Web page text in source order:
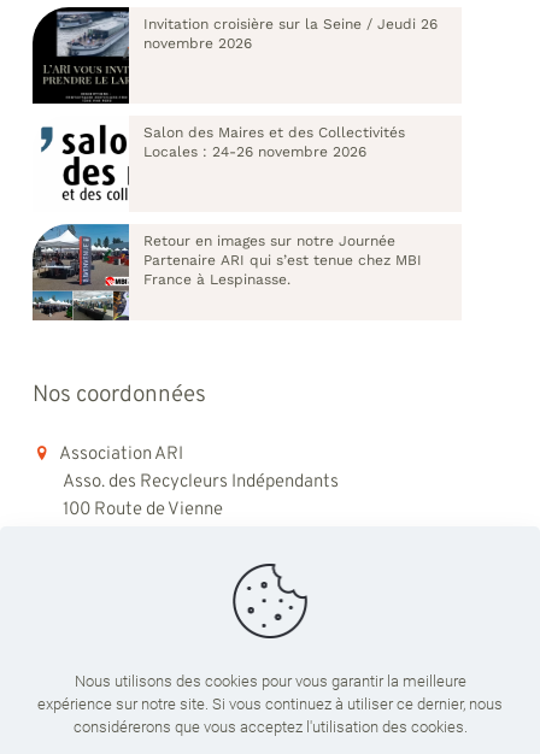
Invitation croisière sur la Seine / Jeudi 26
novembre 2026
Salon des Maires et des Collectivités
Locales : 24-26 novembre 2026
Retour en images sur notre Journée
Partenaire ARI qui s’est tenue chez MBI
France à Lespinasse.
Nos coordonnées
Association ARI
Asso. des Recycleurs Indépendants
100 Route de Vienne
Du lundi au vendredi
09:00 - 18:00
Nous utilisons des cookies pour vous garantir la meilleure
expérience sur notre site. Si vous continuez à utiliser ce dernier, nous
considérerons que vous acceptez l'utilisation des cookies.